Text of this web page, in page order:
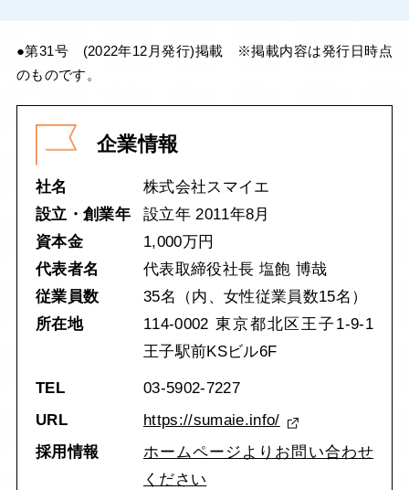
●第31号 (2022年12月発行)掲載 ※掲載内容は発行日時点
のものです。
企業情報
社名
株式会社スマイエ
設立・創業年
設立年 2011年8月
資本金
1,000万円
代表者名
代表取締役社長 塩飽 博哉
従業員数
35名（内、女性従業員数15名）
所在地
114-0002 東京都北区王子1-9-1
王子駅前KSビル6F
TEL
03-5902-7227
URL
https://sumaie.info/
採用情報
ホームページよりお問い合わせ
ください